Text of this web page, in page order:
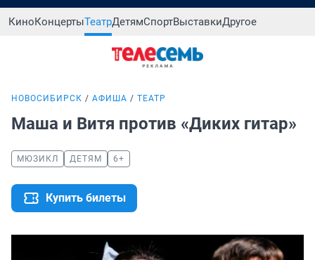
КиноКонцертыТеатрДетямСпортВыставкиДругое
НОВОСИБИРСК АФИША ТЕАТР
Маша и Витя против «Диких гитар»
МЮЗИКЛ ДЕТЯМ 6+
Купить билеты